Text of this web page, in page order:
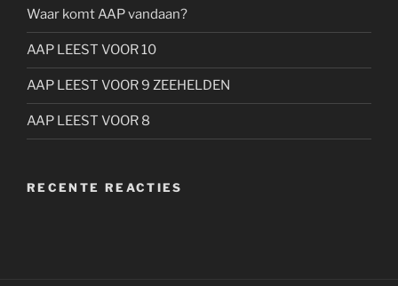
Waar komt AAP vandaan?
AAP LEEST VOOR 10
AAP LEEST VOOR 9 ZEEHELDEN
AAP LEEST VOOR 8
RECENTE REACTIES